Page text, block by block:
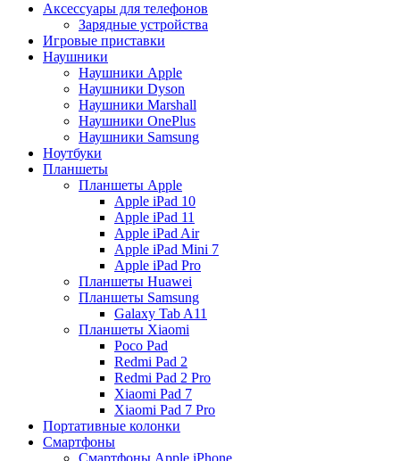
Аксессуары для телефонов
Зарядные устройства
Игровые приставки
Наушники
Наушники Apple
Наушники Dyson
Наушники Marshall
Наушники OnePlus
Наушники Samsung
Ноутбуки
Планшеты
Планшеты Apple
Apple iPad 10
Apple iPad 11
Apple iPad Air
Apple iPad Mini 7
Apple iPad Pro
Планшеты Huawei
Планшеты Samsung
Galaxy Tab A11
Планшеты Xiaomi
Poco Pad
Redmi Pad 2
Redmi Pad 2 Pro
Xiaomi Pad 7
Xiaomi Pad 7 Pro
Портативные колонки
Смартфоны
Смартфоны Apple iPhone